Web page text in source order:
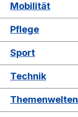
Mobilität
Pflege
Sport
Technik
Themenwelten